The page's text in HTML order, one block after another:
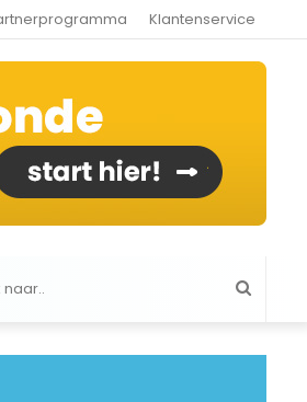
Klantenservice
naar..